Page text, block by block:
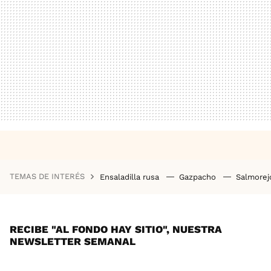
TEMAS DE INTERÉS Ensaladilla rusa Gazpacho
RECIBE "AL FONDO HAY SITIO", NUESTRA
NEWSLETTER SEMANAL